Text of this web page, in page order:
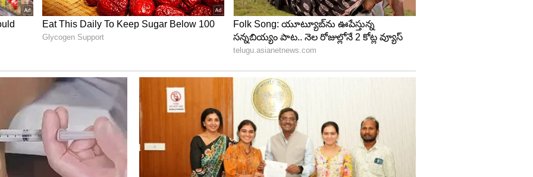
వ్యక్తం చేశారు. జంతువులపై ఇలా క్రూరత్వంగా
పాల్పడుతారని కొన్ని అధ్యయనాలు చెబుతున్నాయని
చంద్రచూడ్ కీలక వ్యాఖ్యలు.. ‘వారు
కూడా ఇలాంటి ఘటనే వెలుగులోకి వచ్చింది. ఆ
వేలాడదీశారు. స్థానికుల ఫిర్యాదు మేరకు నిందితులందరిపై
19న హైదరాబాద్‌లో రెండు కుక్క పిల్లలను చంపిన
ఈ హత్య ఘటనను వీడియో తీసి ఇన్‌స్టాగ్రామ్‌లో అప్‌లోడ్